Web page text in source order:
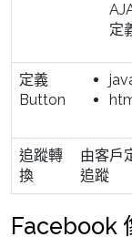
定
定義
Button
追蹤轉
換
由客戶
追蹤
Facebook